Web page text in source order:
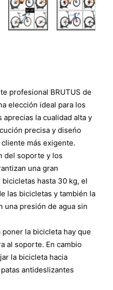
profesional BRUTUS de
elección ideal para los
la cualidad alta y
precisa y diseńo
más exigente.
del soporte y los
una gran
hasta 30 kg, el
las bicicletas y también la
una presión de agua sin
poner la bicicleta hay que
al soporte. En cambio
la bicicleta hacia
antideslizantes